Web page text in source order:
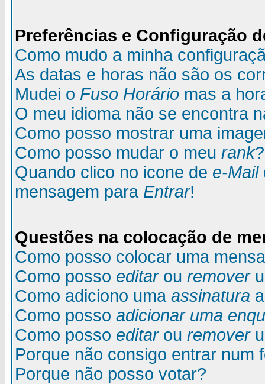
Preferências e Configuração
Como mudo a minha
As datas e horas não são os
Mudei o Fuso Horário mas a
O meu idioma não se encontra
Como posso mostrar uma
Como posso mudar o meu rank?
Quando clico no icone de e-Mail
mensagem para Entrar!
Questões na colocação de
Como posso colocar uma
Como posso editarou remover
Como adiciono uma assinatura
Como posso adicionar uma
Como posso editarou remover
Porque não consigo entrar num
Porque não posso votar?